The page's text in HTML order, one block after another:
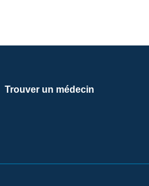
Trouver un médecin